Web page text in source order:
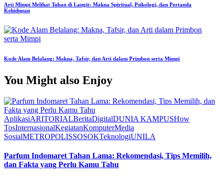
Arti Mimpi Melihat Tuhan di Langit: Makna Spiritual, Psikologi, dan Pertanda
Kehidupan
Kode Alam Belalang: Makna, Tafsir, dan Arti dalam Primbon serta Mimpi
You Might also Enjoy
AplikasiARITORIALBeritaDigitalDUNIA KAMPUSHow
TosInternasionalKegiatanKomputerMedia
SosialMETROPOLISSOSOKTeknologiUNILA
Parfum Indomaret Tahan Lama: Rekomendasi, Tips Memilih,
dan Fakta yang Perlu Kamu Tahu